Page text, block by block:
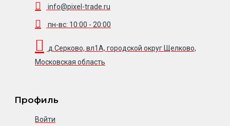
info@pixel-trade.ru
пн-вс: 10:00 - 20:00
д.Серково, вл1А, городской округ Щелково,
Московская область
Профиль
Войти